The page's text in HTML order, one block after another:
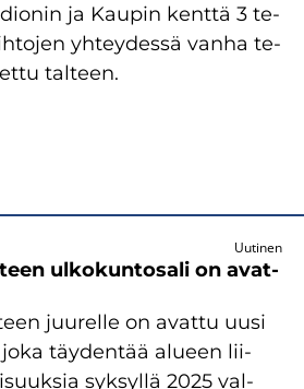
ja Kau­pin kent­tä 3 te­
yh­tey­des­sä vanha te­
tal­teen.
Uutinen
ul­ko­kun­to­sa­li on avat­
juu­rel­le on avat­tu uusi
täy­den­tää alu­een lii­
syk­syl­lä 2025 val­